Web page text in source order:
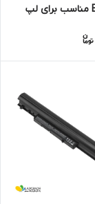
مدل BP02XL مناسب برای لپ